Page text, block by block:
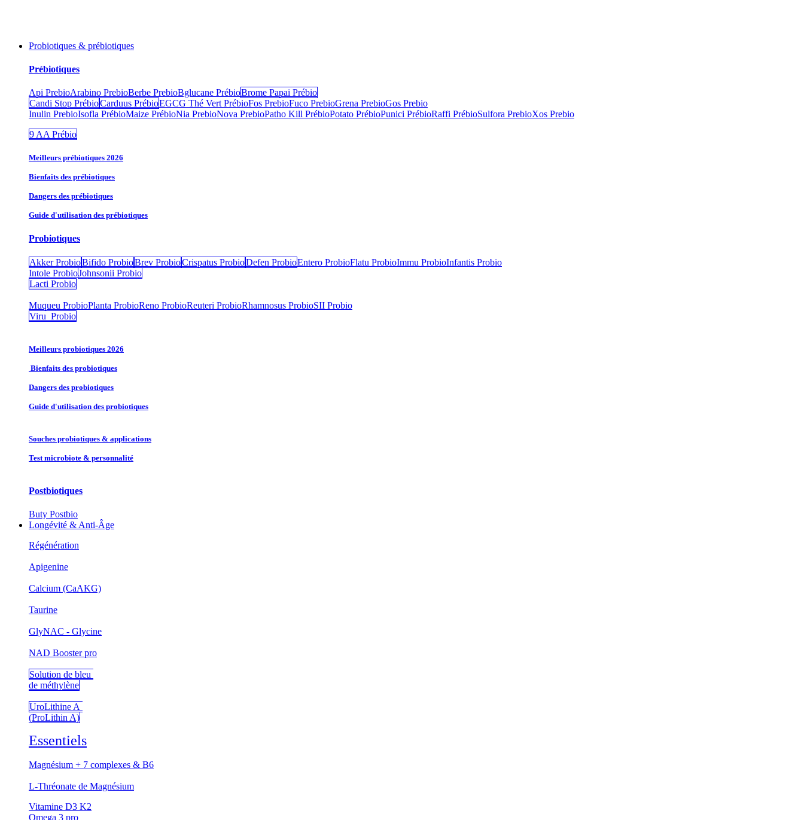
Probiotiques & prébiotiques
Prébiotiques
Api PrebioArabino PrebioBerbe PrebioBglucane PrébioBrome Papai Prébio
Candi Stop PrébioCarduus PrébioEGCG Thé Vert PrébioFos PrebioFuco PrebioGrena PrebioGos Prebio
Inulin PrebioIsofla PrébioMaize PrébioNia PrebioNova PrebioPatho Kill PrébioPotato PrébioPunici PrébioRaffi PrébioSulfora PrebioXos Prebio
9 AA Prébio
Meilleurs prébiotiques 2026
Bienfaits des prébiotiques
Dangers des prébiotiques
Guide d'utilisation des prébiotiques
Probiotiques
Akker ProbioBifido ProbioBrev ProbioCrispatus ProbioDefen ProbioEntero Probio​Flatu Probio​Immu ProbioInfantis Probio
Intole ProbioJohnsonii Probio
Lacti Probio
Muqueu ProbioPlanta ProbioReno ProbioReuteri ProbioRhamnosus ProbioSII Probio
Viru Probio
Meilleurs probiotiques 2026
Bienfaits des probiotiques
Dangers des probiotiques
Guide d'utilisation des probiotiques
Souches probiotique​s & applications
Test microbiote & personnalité
Postbiotiques
Buty Postbio
Longévité & Anti-Âge
Régénération
Apigenine
Calcium (CaAKG)
Taurine
GlyNAC - Glycine
NAD Booster pro
Solution de bleu
de méthylène
UroLithine A
(ProLithin A)
Essentiels
Magnésium + 7 complexes & B6
L-Thréonate de Magnésium
Vitamine D3 K2
Omega 3 pro